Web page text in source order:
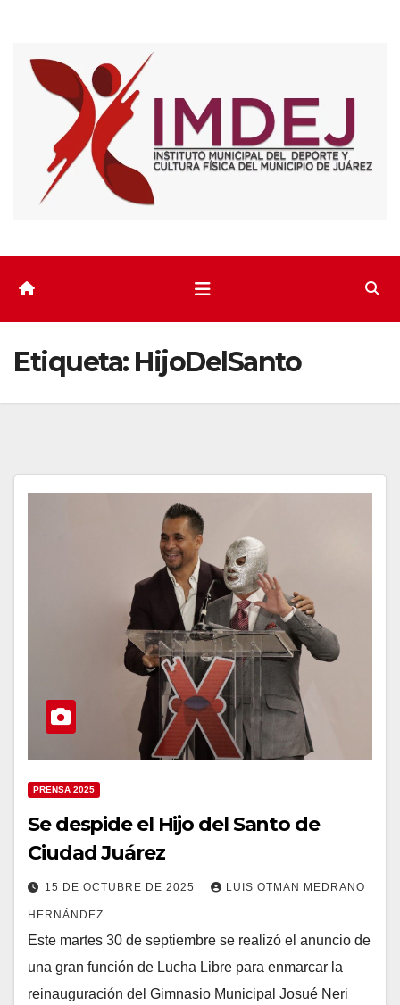
contenido
Etiqueta: HijoDelSanto
PRENSA 2025
Se despide el Hijo del Santo de
Ciudad Juárez
15 DE OCTUBRE DE 2025 LUIS OTMAN MEDRANO
HERNÁNDEZ
Este martes 30 de septiembre se realizó el anuncio de
una gran función de Lucha Libre para enmarcar la
reinauguración del Gimnasio Municipal Josué Neri